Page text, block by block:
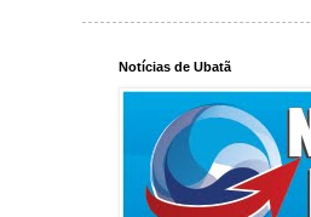
Notícias de Ubatã